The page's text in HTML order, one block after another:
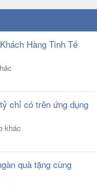
Hàng Tinh Tế
chỉ có trên ứng dụng
khác
quà tặng cùng